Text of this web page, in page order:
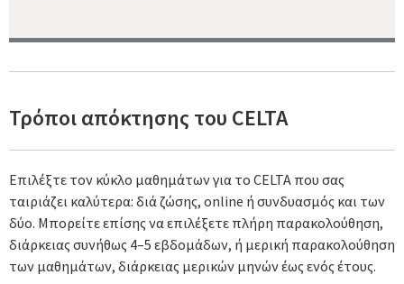
Τρόποι απόκτησης του CELTA
Επιλέξτε τον κύκλο μαθημάτων για το CELTA που σας
ταιριάζει καλύτερα: διά ζώσης, online ή συνδυασμός και των
δύο. Μπορείτε επίσης να επιλέξετε πλήρη παρακολούθηση,
διάρκειας συνήθως 4–5 εβδομάδων, ή μερική παρακολούθηση
των μαθημάτων, διάρκειας μερικών μηνών έως ενός έτους.